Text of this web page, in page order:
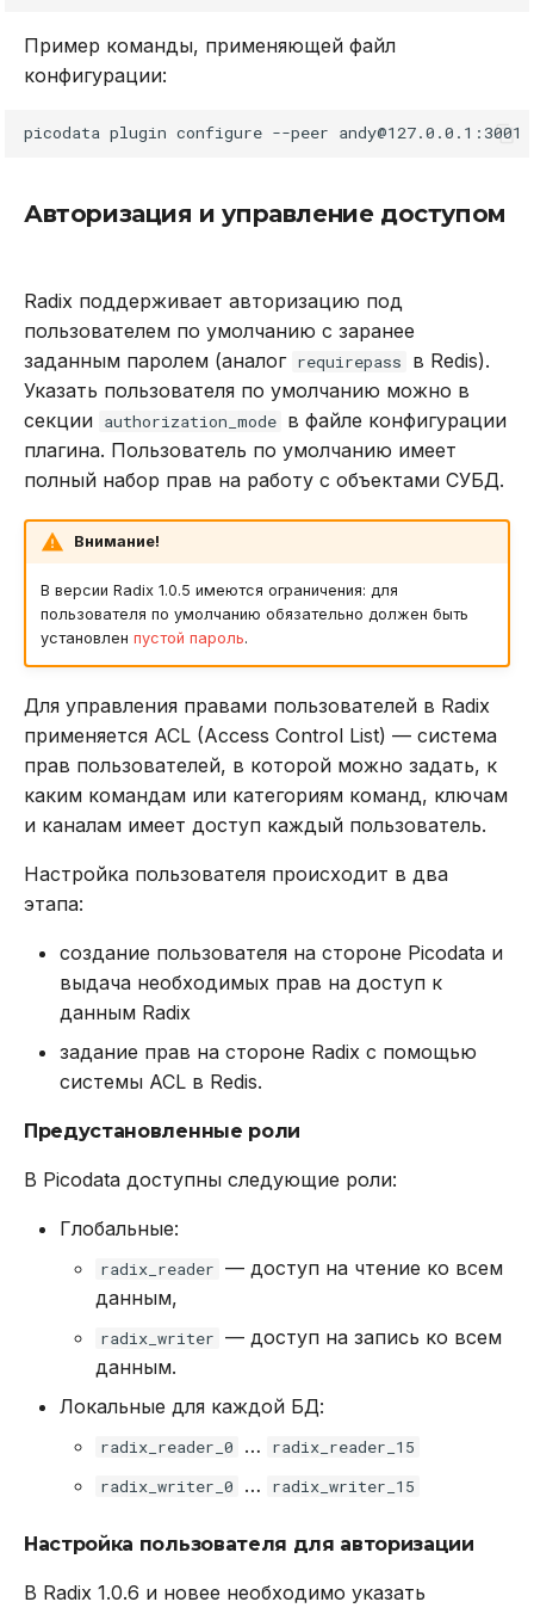
incrbyfloat
mget
setex
setnx
strlen
Команды для получения
информации о Sentinel
sentinel get-master-
addr-by-name
sentinel master
sentinel replicas
sentinel sentinels
Команды для скриптов
eval
evalro
evalsha
script exists
script flush
Команды для
Пример команды, применяющей файл
конфигурации:
picodata plugin configure --peer andy@127.0.0.1:3001
Авторизация и управление доступом
Radix поддерживает авторизацию под
пользователем по умолчанию с заранее
заданным паролем (аналог requirepass
в Redis).
Указать пользователя по умолчанию можно в
секции authorization_mode в файле конфигурации
плагина. Пользователь по умолчанию имеет
полный набор прав на работу с объектами СУБД.
Внимание!
В версии Radix 1.0.5 имеются ограничения: для
пользователя по умолчанию обязательно должен быть
установлен пустой пароль.
Для управления правами пользователей в Radix
применяется ACL (Access Control List) — система
прав пользователей, в которой можно задать, к
каким командам или категориям команд, ключам
и каналам имеет доступ каждый пользователь.
Настройка пользователя происходит в два
этапа:
создание пользователя на стороне Picodata и
выдача необходимых прав на доступ к
данным Radix
задание прав на стороне Radix с помощью
системы ACL в Redis.
Предустановленные роли
В Picodata доступны следующие роли:
Глобальные:
radix_reader — доступ на чтение ко всем
данным,
radix_writer — доступ на запись ко всем
данным.
Локальные для каждой БД:
radix_reader_0 …
radix_reader_15
radix_writer_0
… radix_writer_15
Настройка пользователя для авторизации
В Radix 1.0.6 и новее необходимо указать